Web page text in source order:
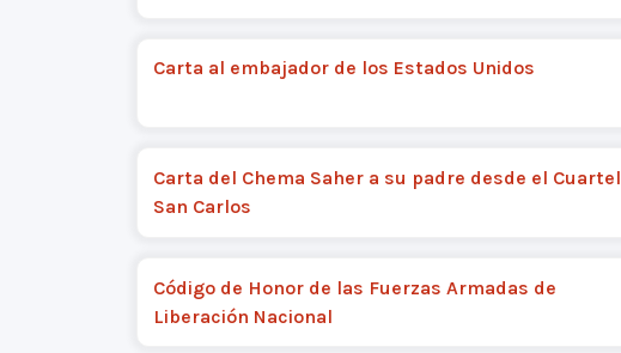
Carta al embajador de los Estados Unidos
Carta del Chema Saher a su padre desde el Cuartel
San Carlos
Código de Honor de las Fuerzas Armadas de
Liberación Nacional